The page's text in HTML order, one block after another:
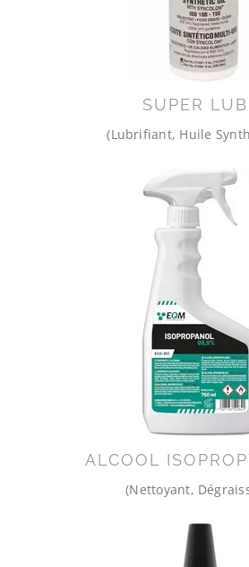
SUPER
(Lubrifiant, Huile
ALCOOL
(Nettoyant,